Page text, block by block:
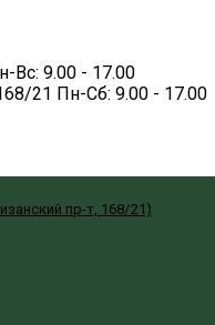
Вс: 9.00 - 17.00
21 Пн-Сб: 9.00 - 17.00
пр-т, 168/21)